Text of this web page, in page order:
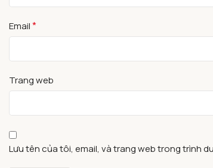
Email*
Trang web
Lưu tên của tôi, email, và trang web trong trình